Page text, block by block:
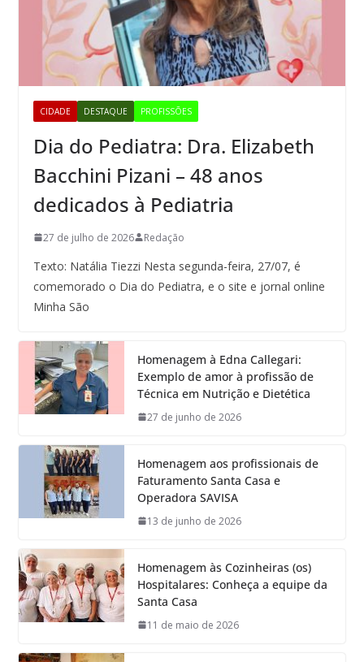
CIDADE DESTAQUE PROFISSÕES
Dia do Pediatra: Dra. Elizabeth
Bacchini Pizani – 48 anos
dedicados à Pediatria
27 de julho de 2026 Redação
Texto: Natália Tiezzi Nesta segunda-feira, 27/07, é
comemorado o Dia do Pediatra, e o site e jornal online
Minha São
Homenagem à Edna Callegari:
Exemplo de amor à profissão de
Técnica em Nutrição e Dietética
27 de junho de 2026
Homenagem aos profissionais de
Faturamento Santa Casa e
Operadora SAVISA
13 de junho de 2026
Homenagem às Cozinheiras (os)
Hospitalares: Conheça a equipe da
Santa Casa
11 de maio de 2026